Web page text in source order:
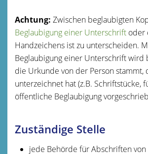
Achtung: Zwischen beglaubigten
Beglaubigung einer Unterschrift oder
Handzeichens ist zu unterscheiden.
Beglaubigung einer Unterschrift wird
die Urkunde von der Person stammt,
unterzeichnet hat (z.B. Schriftstücke,
öffentliche Beglaubigung
Zuständige Stelle
jede Behörde für Abschriften